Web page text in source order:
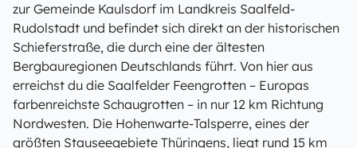
zur Gemeinde Kaulsdorf im Landkreis Saalfeld-
Rudolstadt und befindet sich direkt an der historischen
Schieferstraße, die durch eine der ältesten
Bergbauregionen Deutschlands führt. Von hier aus
erreichst du die Saalfelder Feengrotten – Europas
farbenreichste Schaugrotten – in nur 12 km Richtung
Nordwesten. Die Hohenwarte-Talsperre, eines der
größten Stauseegebiete Thüringens, liegt rund 15 km